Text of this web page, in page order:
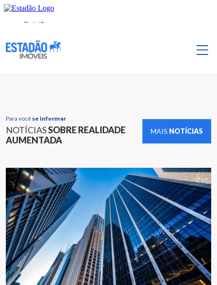
Para você se informar
NOTÍCIASSOBRE REALIDADE
AUMENTADA
MAIS NOTÍCIAS